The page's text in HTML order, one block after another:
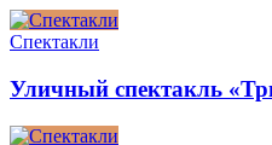
Спектакли
Уличный спектакль